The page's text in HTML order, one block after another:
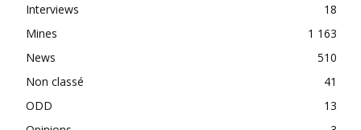
Interviews
18
Mines
1 163
News
510
Non classé
41
ODD
13